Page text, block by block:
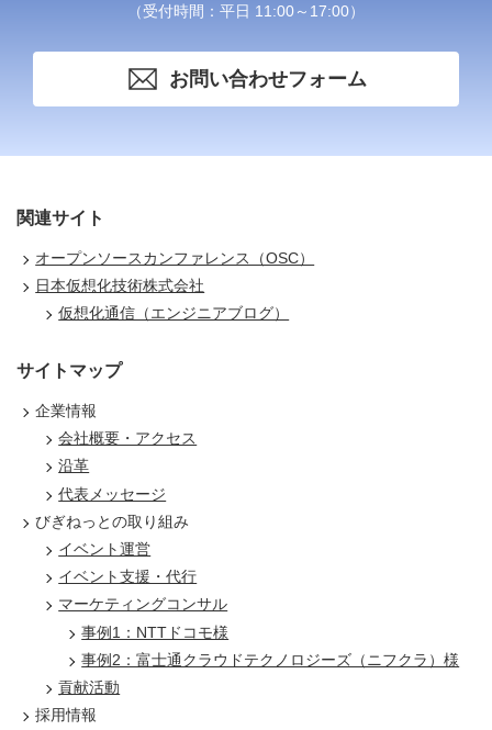
（受付時間：平日 11:00～17:00）
お問い合わせフォーム
関連サイト
オープンソースカンファレンス（OSC）
日本仮想化技術株式会社
仮想化通信（エンジニアブログ）
サイトマップ
企業情報
会社概要・アクセス
沿革
代表メッセージ
びぎねっとの取り組み
イベント運営
イベント支援・代行
マーケティングコンサル
事例1：NTTドコモ様
事例2：富士通クラウドテクノロジーズ（ニフクラ）様
貢献活動
採用情報